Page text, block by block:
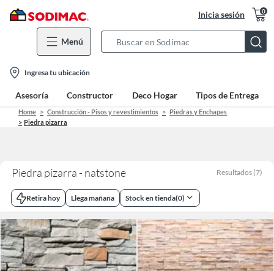
Inicia sesión 0
Menú
Bar
location-
icon
Ingresa tu ubicación
Asesoría Constructor Deco Hogar Tipos de Entrega
Home Construcción - Pisos y revestimientos
Piedras y Enchapes
Piedra pizarra
Piedra pizarra - natstone Resultados (7)
Retira hoy Llega mañana Stock en tienda(0)